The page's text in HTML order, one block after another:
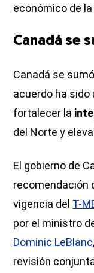
económico de
Canadá se
Canadá se
acuerdo ha
fortalecer la
del Norte y
El gobierno de
recomendación
vigencia del T-
por el ministro
Dominic LeBlanc
revisión